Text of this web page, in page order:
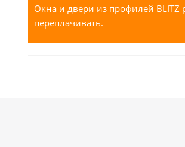
Окна и двери из профилей BLITZ
переплачивать.